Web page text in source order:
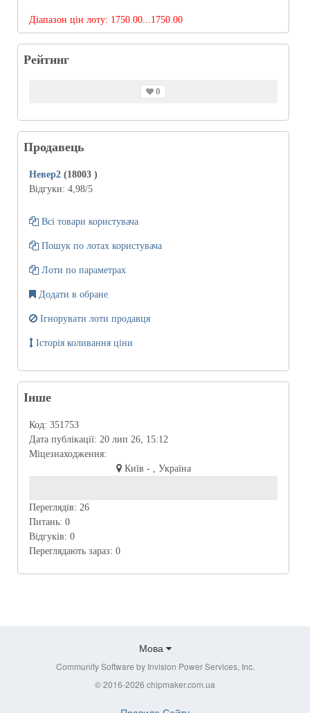
Діапазон цін лоту: 1750.00...1750.00
Рейтинг
0
Продавець
Невер2 (18003 )
Відгуки: 4,98/5
Всі товари користувача
Пошук по лотах користувача
Лоти по параметрах
Додати в обране
Ігнорувати лоти продавця
Історія коливання ціни
Інше
Код: 351753
Дата публікації: 20 лип 26, 15:12
Міцезнаходження:
Київ - , Україна
Переглядів: 26
Питань: 0
Відгуків: 0
Переглядають зараз: 0
Мова
Community Software by Invision Power Services, Inc.
© 2016-2026 chipmaker.com.ua